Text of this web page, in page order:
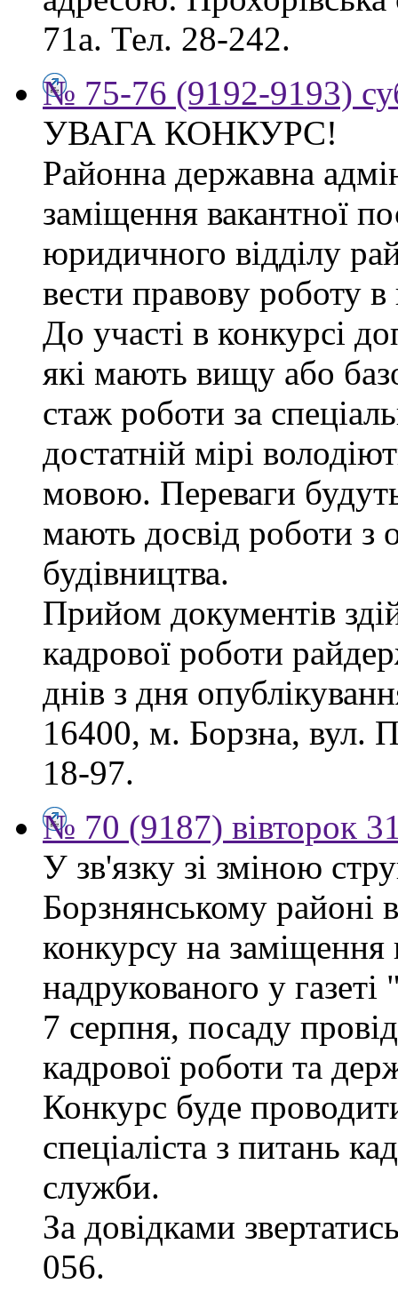
71а. Тел. 28-242.
№ 75-76 (9192-9193)
УВАГА КОНКУРС!
Районна державна
заміщення вакантної
юридичного відділу
вести правову роботу в
До участі в конкурсі
які мають вищу або
стаж роботи за
достатній мірі
мовою. Переваги
мають досвід роботи з
будівництва.
Прийом документів
кадрової роботи
днів з дня
16400, м. Борзна, вул.
18-97.
№ 70 (9187) вівторок
У зв'язку зі зміною
Борзнянському районі
конкурсу на заміщення
надрукованого у
7 серпня, посаду
кадрової роботи та
Конкурс буде
спеціаліста з питань
служби.
За довідками
056.